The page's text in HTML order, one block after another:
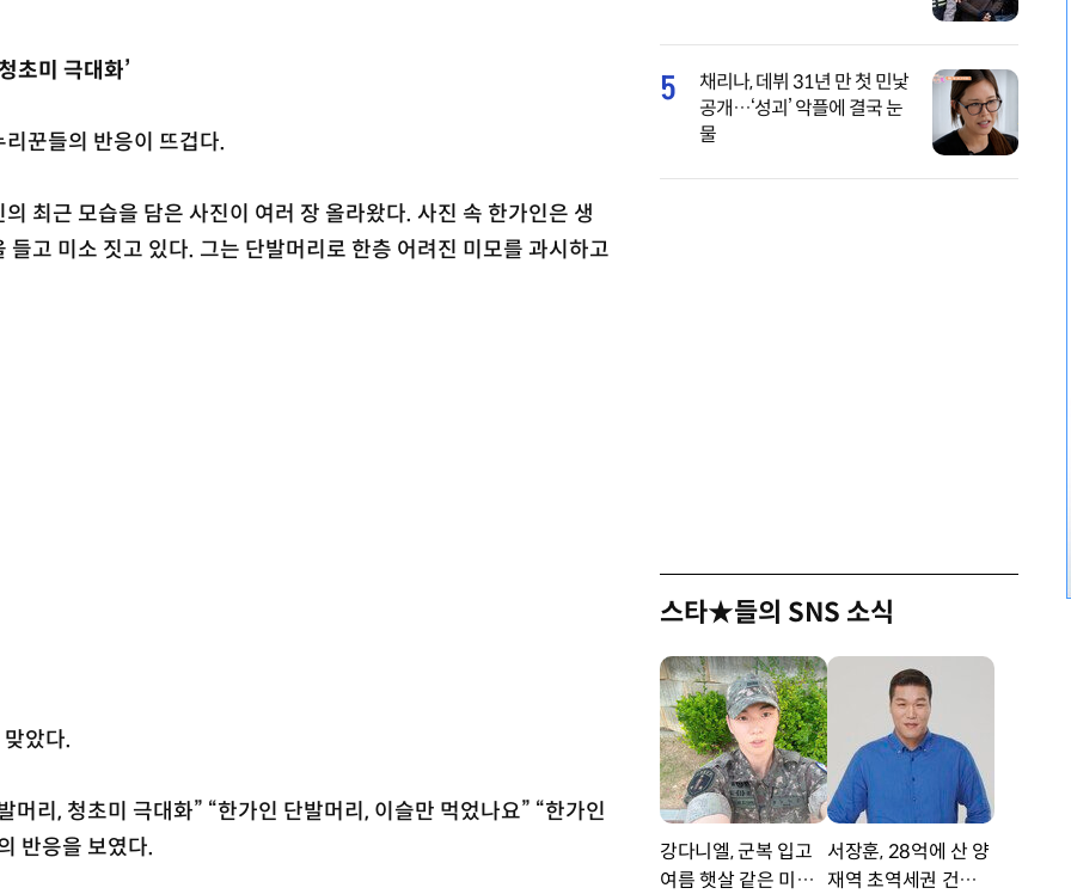
초미 극대화’
꾼들의 반응이 뜨겁다.
최근 모습을 담은 사진이 여러 장 올라왔다. 사진 속 한가인은 생
들고 미소 짓고 있다. 그는 단발머리로 한층 어려진 미모를 과시하고
았다.
머리, 청초미 극대화” “한가인 단발머리, 이슬만 먹었나요” “한가인
반응을 보였다.
5
채리나, 데뷔 31년 만 첫 민낯
공개…‘성괴’ 악플에 결국 눈
물
스타★들의 SNS 소식
강다니엘, 군복 입고
여름 햇살 같은 미소
서장훈, 28억에 산 양
재역 초역세권 건물 4